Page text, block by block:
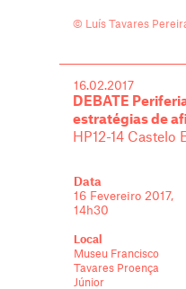
© Luís Tavares
16.02.2017
DEBATE
estratégias de
HP12-14 Castelo
Data
16 Fevereiro 2017,
14h30
Local
Museu Francisco
Tavares Proença
Júnior